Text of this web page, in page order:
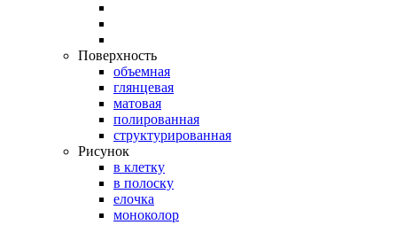
Поверхность
объемная
глянцевая
матовая
полированная
структурированная
Рисунок
в клетку
в полоску
елочка
моноколор